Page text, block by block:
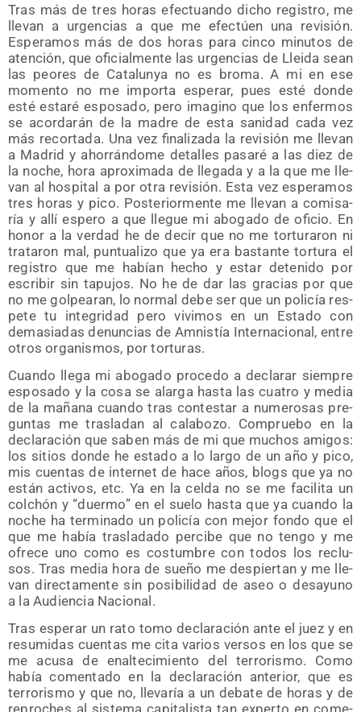
Tras más de tres horas efec­tuan­do dicho regis­tro, me
lle­van a urgen­cias a que me efec­túen una revi­sión.
Espe­ra­mos más de dos horas para cin­co minu­tos de
aten­ción, que ofi­cial­men­te las urgen­cias de Llei­da sean
las peo­res de Cata­lun­ya no es bro­ma. A mi en ese
momen­to no me impor­ta espe­rar, pues esté don­de
esté esta­ré espo­sa­do, pero ima­gino que los enfer­mos
se acor­da­rán de la madre de esta sani­dad cada vez
más recor­ta­da. Una vez fina­li­za­da la revi­sión me lle­van
a Madrid y aho­rrán­do­me deta­lles pasa­ré a las diez de
la noche, hora apro­xi­ma­da de lle­ga­da y a la que me lle­
van al hos­pi­tal a por otra revi­sión. Esta vez espe­ra­mos
tres horas y pico. Pos­te­rior­men­te me lle­van a comi­sa­
ría y allí espe­ro a que lle­gue mi abo­ga­do de ofi­cio. En
honor a la ver­dad he de decir que no me tor­tu­ra­ron ni
tra­ta­ron mal, pun­tua­li­zo que ya era bas­tan­te tor­tu­ra el
regis­tro que me habían hecho y estar dete­ni­do por
escri­bir sin tapu­jos. No he de dar las gra­cias por que
no me gol­pea­ran, lo nor­mal debe ser que un poli­cía res­
pe­te tu inte­gri­dad pero vivi­mos en un Esta­do con
dema­sia­das denun­cias de Amnis­tía Inter­na­cio­nal, entre
otros orga­nis­mos, por torturas.
Cuan­do lle­ga mi abo­ga­do pro­ce­do a decla­rar siem­pre
espo­sa­do y la cosa se alar­ga has­ta las cua­tro y media
de la maña­na cuan­do tras con­tes­tar a nume­ro­sas pre­
gun­tas me tras­la­dan al cala­bo­zo. Com­prue­bo en la
decla­ra­ción que saben más de mi que muchos ami­gos:
los sitios don­de he esta­do a lo lar­go de un año y pico,
mis cuen­tas de inter­net de hace años, blogs que ya no
están acti­vos, etc. Ya en la cel­da no se me faci­li­ta un
col­chón y “duer­mo” en el sue­lo has­ta que ya cuan­do la
noche ha ter­mi­na­do un poli­cía con mejor fon­do que el
que me había tras­la­da­do per­ci­be que no ten­go y me
ofre­ce uno como es cos­tum­bre con todos los reclu­
sos. Tras media hora de sue­ño me des­pier­tan y me lle­
van direc­ta­men­te sin posi­bi­li­dad de aseo o desa­yuno
a la Audien­cia Nacional.
Tras espe­rar un rato tomo decla­ra­ción ante el juez y en
resu­mi­das cuen­tas me cita varios ver­sos en los que se
me acu­sa de enal­te­ci­mien­to del terro­ris­mo. Como
había comen­ta­do en la decla­ra­ción ante­rior, que es
terro­ris­mo y que no, lle­va­ría a un deba­te de horas y de